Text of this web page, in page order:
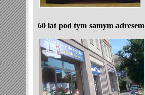
60 lat pod tym samym adresem